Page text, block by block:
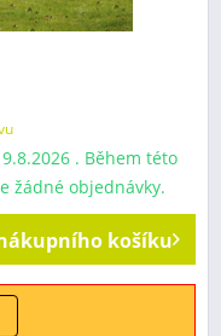
. Během této
žádné objednávky.
košíku